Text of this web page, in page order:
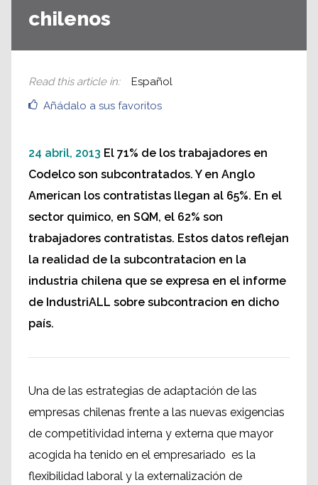
chilenos
Añádalo a sus favoritos
Read this article in: Español
24 abril, 2013 El 71% de los trabajadores en
Codelco son subcontratados. Y en Anglo
American los contratistas llegan al 65%. En el
sector quimico, en SQM, el 62% son
trabajadores contratistas. Estos datos reflejan
la realidad de la subcontratacion en la
industria chilena que se expresa en el informe
de IndustriALL sobre subcontracion en dicho
país.
Una de las estrategias de adaptación de las
empresas chilenas frente a las nuevas exigencias
de competitividad interna y externa que mayor
acogida ha tenido en el empresariado es la
flexibilidad laboral y la externalización de